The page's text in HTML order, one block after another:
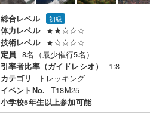
総合レベル 初級
体力レベル ★★☆☆☆
技術レベル ★☆☆☆☆
定員 8名（最少催行5名）
引率者比率（ガイドレシオ） 1:8
カテゴリ トレッキング
イベントNo. T18M25
小学校5年生以上参加可能